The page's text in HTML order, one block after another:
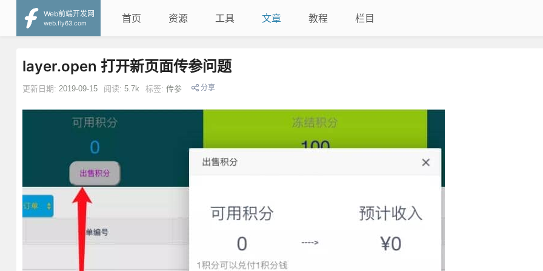
Web前端开发网
web.fly63.com
首页 资源 工具 文章 教程 栏目
layer.open 打开新页面传参问题
更新日期: 2019-09-15 阅读: 5.7k 标签: 传参 分享